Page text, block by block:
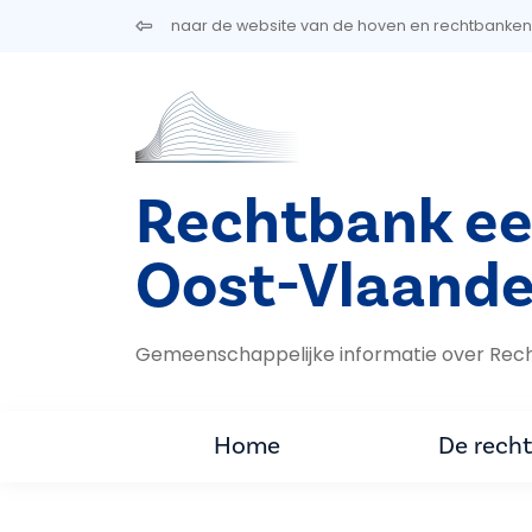
Overslaan en naar de inhoud gaannaar de website van de hoven en rechtbanken
Rechtbank
Oost-
Gemeenschappelijke informatie over
Home De